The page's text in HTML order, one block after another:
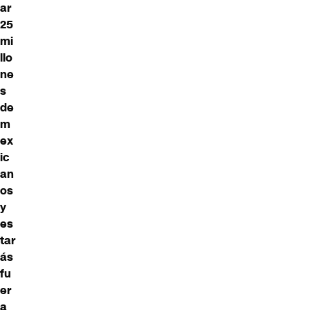
ar
25
mi
llo
ne
s
de
m
ex
ic
an
os
y
es
tar
ás
fu
er
a